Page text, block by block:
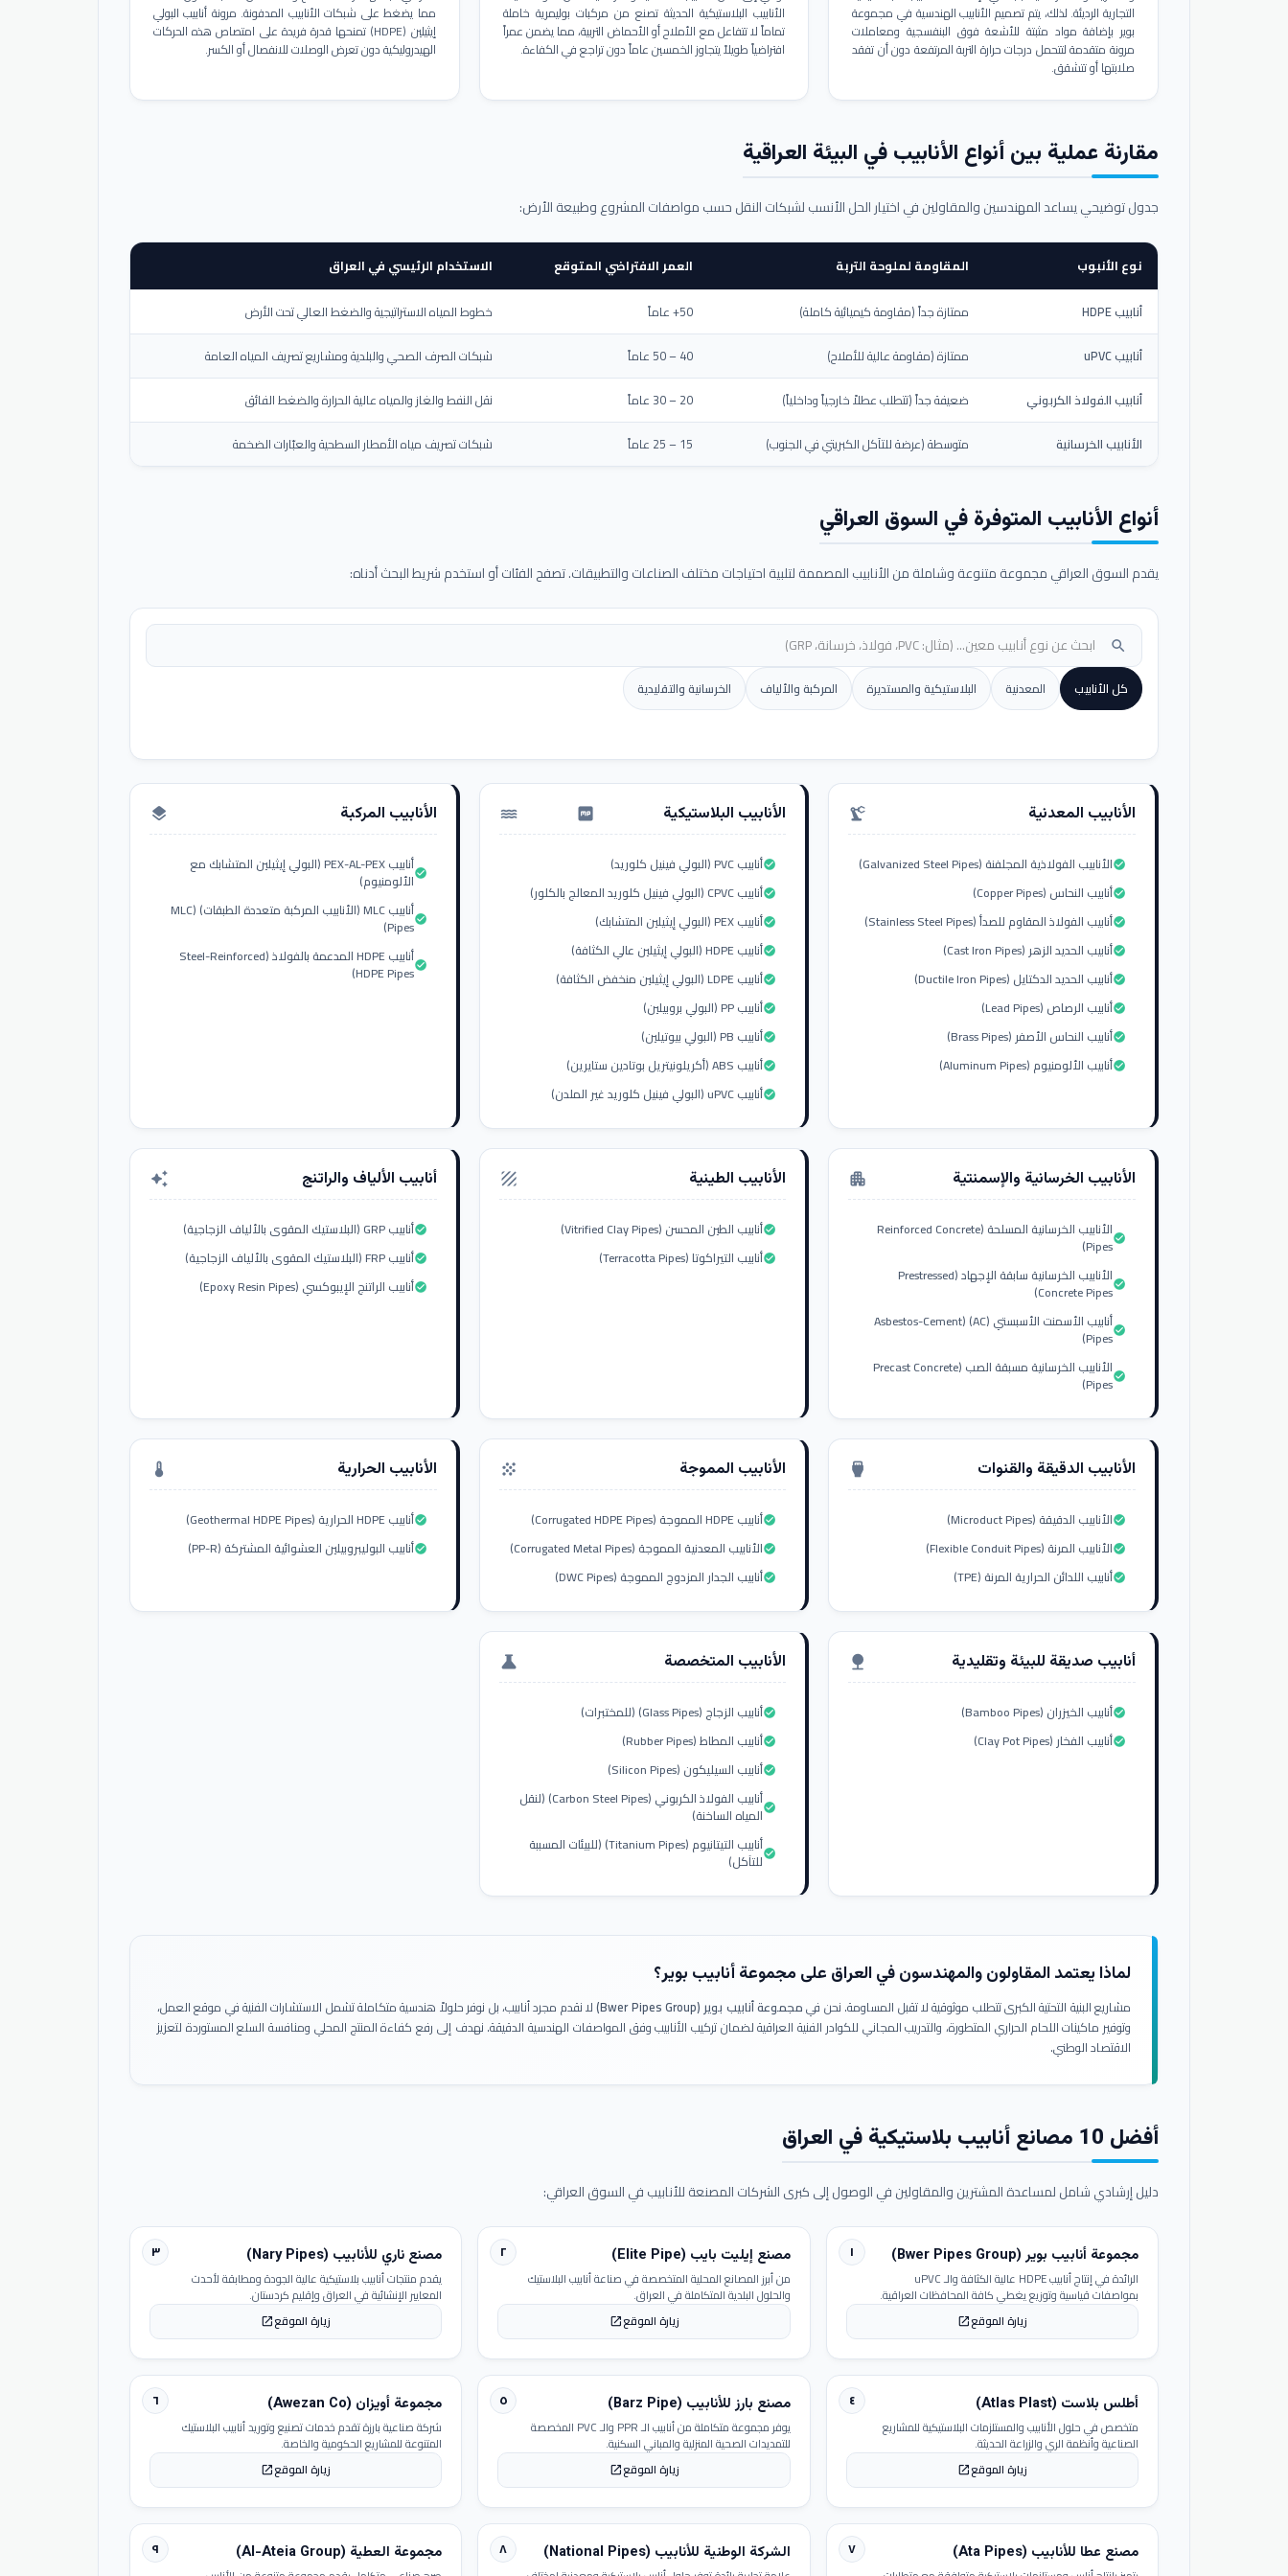
التجارية الرديئة. لذلك، يتم تصميم الأنابيب الهندسية في مجموعة
بوير بإضافة مواد مثبتة للأشعة فوق البنفسجية ومعاملات
مرونة متقدمة لتتحمل درجات حرارة التربة المرتفعة دون أن تفقد
صلابتها أو تتشقق.
الأنابيب البلاستيكية الحديثة تصنع من مركبات بوليمرية خاملة
تماماً لا تتفاعل مع الأملاح أو الأحماض التربية، مما يضمن عمراً
افتراضياً طويلاً يتجاوز الخمسين عاماً دون تراجع في الكفاءة.
مما يضغط على شبكات الأنابيب المدفونة. مرونة أنابيب البولي
إيثيلين (HDPE) تمنحها قدرة فريدة على امتصاص هذه الحركات
الهيدروليكية دون تعرض الوصلات للانفصال أو الكسر.
مقارنة عملية بين أنواع الأنابيب في البيئة العراقية
جدول توضيحي يساعد المهندسين والمقاولين في اختيار الحل الأنسب لشبكات النقل حسب مواصفات المشروع وطبيعة الأرض:
نوع الأنبوب المقاومة لملوحة التربة العمر الافتراضي المتوقع الاستخدام الرئيسي في العراق
أنابيب HDPE ممتازة جداً (مقاومة كيميائية كاملة) 50+ عاماً
خطوط المياه الاستراتيجية والضغط العالي تحت الأرض
أنابيب uPVC
ممتازة (مقاومة عالية للأملاح) 40 – 50 عاماً
شبكات الصرف الصحي والبلدية ومشاريع تصريف المياه العامة
أنابيب الفولاذ الكربوني
ضعيفة جداً (تتطلب عطلاً خارجياً وداخلياً) 20 – 30 عاماً
نقل النفط والغاز والمياه عالية الحرارة والضغط الفائق
الأنابيب الخرسانية
متوسطة (عرضة للتآكل الكبريتي في الجنوب) 15 – 25 عاماً شبكات تصريف مياه الأمطار السطحية والعبّارات الضخمة
أنواع الأنابيب المتوفرة في السوق العراقي
يقدم السوق العراقي مجموعة متنوعة وشاملة من الأنابيب المصممة لتلبية احتياجات مختلف الصناعات والتطبيقات. تصفح الفئات أو استخدم شريط البحث أدناه:
search
كل الأنابيب المعدنية البلاستيكية والمستديرة المركبة والألياف الخرسانية والتقليدية
الأنابيب المعدنية precision_manufacturing
الأنابيب الفولاذية المجلفنة (Galvanized Steel Pipes)check_circle
أنابيب النحاس (Copper Pipes)check_circle
أنابيب الفولاذ المقاوم للصدأ (Stainless Steel Pipes)check_circle
أنابيب الحديد الزهر (Cast Iron Pipes)check_circle
أنابيب الحديد الدكتايل (Ductile Iron Pipes)check_circle
أنابيب الرصاص (Lead Pipes)check_circle
أنابيب النحاس الأصفر (Brass Pipes)check_circle
أنابيب الألومنيوم (Aluminum Pipes)check_circle
الأنابيب البلاستيكية water_pump
أنابيب PVC (البولي فينيل كلوريد)check_circle
أنابيب CPVC (البولي فينيل كلوريد المعالج بالكلور)check_circle
أنابيب PEX (البولي إيثيلين المتشابك)check_circle
أنابيب HDPE (البولي إيثيلين عالي الكثافة)check_circle
أنابيب LDPE (البولي إيثيلين منخفض الكثافة)check_circle
أنابيب PP (البولي بروبيلين)check_circle
أنابيب PB (البولي بيوتيلين)check_circle
أنابيب ABS (أكريلونيتريل بوتادين ستايرين)check_circle
أنابيب uPVC (البولي فينيل كلوريد غير الملدن)check_circle
الأنابيب المركبة layers
أنابيب PEX-AL-PEX (البولي إيثيلين المتشابك مع
الألومنيوم)check_circle
أنابيب MLC (الأنابيب المركبة متعددة الطبقات) (MLC
Pipes)check_circle
أنابيب HDPE المدعمة بالفولاذ (Steel-Reinforced
HDPE Pipes)check_circle
الأنابيب الخرسانية والإسمنتية apartment
الأنابيب الخرسانية المسلحة (Reinforced Concrete
Pipes)check_circle
الأنابيب الخرسانية سابقة الإجهاد (Prestressed
Concrete Pipes)check_circle
أنابيب الأسمنت الأسبستي (AC) (Asbestos-Cement
Pipes)check_circle
الأنابيب الخرسانية مسبقة الصب (Precast Concrete
Pipes)check_circle
الأنابيب الطينية texture
أنابيب الطين المحسن (Vitrified Clay Pipes)check_circle
أنابيب التيراكوتا (Terracotta Pipes)check_circle
أنابيب الألياف والراتنج auto_awesome
أنابيب GRP (البلاستيك المقوى بالألياف الزجاجية)check_circle
أنابيب FRP (البلاستيك المقوى بالألياف الزجاجية)check_circle
أنابيب الراتنج الإيبوكسي (Epoxy Resin Pipes)check_circle
الأنابيب الدقيقة والقنوات settings_input_hdmi
الأنابيب الدقيقة (Microduct Pipes)check_circle
الأنابيب المرنة (Flexible Conduit Pipes)check_circle
أنابيب اللدائن الحرارية المرنة (TPE)check_circle
الأنابيب المموجة grain
أنابيب HDPE المموجة (Corrugated HDPE Pipes)check_circle
الأنابيب المعدنية المموجة (Corrugated Metal Pipes)check_circle
أنابيب الجدار المزدوج المموجة (DWC Pipes)check_circle
الأنابيب الحرارية thermostat
أنابيب HDPE الحرارية (Geothermal HDPE Pipes)check_circle
أنابيب البوليبروبيلين العشوائية المشتركة (PP-R)check_circle
أنابيب صديقة للبيئة وتقليدية nature
أنابيب الخيزران (Bamboo Pipes)check_circle
أنابيب الفخار (Clay Pot Pipes)check_circle
الأنابيب المتخصصة science
أنابيب الزجاج (Glass Pipes) (للمختبرات)check_circle
أنابيب المطاط (Rubber Pipes)check_circle
أنابيب السيليكون (Silicon Pipes)check_circle
أنابيب الفولاذ الكربوني (Carbon Steel Pipes) (لنقل
المياه الساخنة)check_circle
أنابيب التيتانيوم (Titanium Pipes) (للبيئات المسببة
للتآكل)check_circle
لماذا يعتمد المقاولون والمهندسون في العراق على مجموعة أنابيب بوير؟
مشاريع البنية التحتية الكبرى تتطلب موثوقية لا تقبل المساومة. نحن فيمجموعة أنابيب بوير (Bwer Pipes Group)
لا نقدم مجرد أنابيب، بل نوفر حلولاً هندسية متكاملة تشمل الاستشارات الفنية في موقع العمل،
وتوفير ماكينات اللحام الحراري المتطورة، والتدريب المجاني للكوادر الفنية العراقية لضمان تركيب الأنابيب وفق المواصفات الهندسية الدقيقة. نهدف إلى رفع كفاءة المنتج المحلي ومنافسة السلع المستوردة لتعزيز
الاقتصاد الوطني.
أفضل 10 مصانع أنابيب بلاستيكية في العراق
دليل إرشادي شامل لمساعدة المشترين والمقاولين في الوصول إلى كبرى الشركات المصنعة للأنابيب في السوق العراقي:
١ مجموعة أنابيب بوير (Bwer Pipes Group)
الرائدة في إنتاج أنابيب HDPE عالية الكثافة والـ uPVC
بمواصفات قياسية وتوزيع يغطي كافة المحافظات العراقية.
زيارة الموقعopen_in_new
٢ مصنع إيليت بايب (Elite Pipe)
من أبرز المصانع المحلية المتخصصة في صناعة أنابيب البلاستيك
والحلول البلدية المتكاملة في العراق.
زيارة الموقعopen_in_new
٣ مصنع ناري للأنابيب (Nary Pipes)
يقدم منتجات أنابيب بلاستيكية عالية الجودة ومطابقة لأحدث
المعايير الإنشائية في العراق وإقليم كردستان.
زيارة الموقعopen_in_new
٤ أطلس بلاست (Atlas Plast)
متخصص في حلول الأنابيب والمستلزمات البلاستيكية للمشاريع
الصناعية وأنظمة الري والزراعة الحديثة.
زيارة الموقعopen_in_new
٥ مصنع بارز للأنابيب (Barz Pipe)
يوفر مجموعة متكاملة من أنابيب الـ PPR والـ PVC المخصصة
للتمديدات الصحية المنزلية والمباني السكنية.
زيارة الموقعopen_in_new
٦ مجموعة أويزان (Awezan Co)
شركة صناعية بارزة تقدم خدمات تصنيع وتوريد أنابيب البلاستيك
المتنوعة للمشاريع الحكومية والخاصة.
زيارة الموقعopen_in_new
٧ مصنع عطا للأنابيب (Ata Pipes) ٨ الشركة الوطنية للأنابيب (National Pipes) ٩ مجموعة العطية (Al-Ateia Group)